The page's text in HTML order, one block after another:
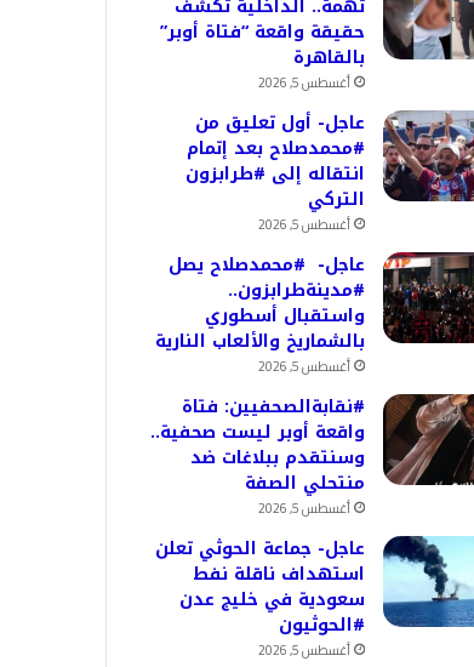
تهمة.. الداخلية تكشف
حقيقة واقعة “فتاة أوبر”
بالقاهرة
أغسطس 5, 2026
عاجل- أول تعليق من
#محمدصلاح بعد إتمام
انتقاله إلى #طرابزون
التركي
أغسطس 5, 2026
عاجل- #محمدصلاح يصل
#مدينةطرابزون..
واستقبال أسطوري
بالشماريخ والألعاب النارية
أغسطس 5, 2026
#نقابةالصحفيين: فتاة
واقعة أوبر ليست صحفية..
وسنتقدم ببلاغات ضد
منتحلي الصفة
أغسطس 5, 2026
عاجل- جماعة الحوثي تعلن
استهداف ناقلة نفط
سعودية في خليج عدن
#الحوثيون
أغسطس 5, 2026